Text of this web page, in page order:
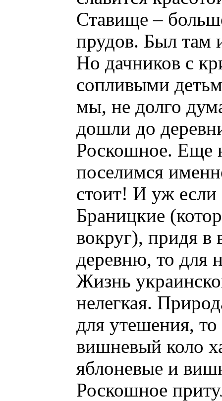
Ставище –
прудов. Был там
Но дачников с
сопливыми
мы, не долго
дошли до
Роскошное. Еще
поселимся
стоит! И уж
Браницкие
вокруг), придя в
деревню, то для
Жизнь
нелегкая.
для утешения,
вишневый коло
яблоневые и
Роскошное